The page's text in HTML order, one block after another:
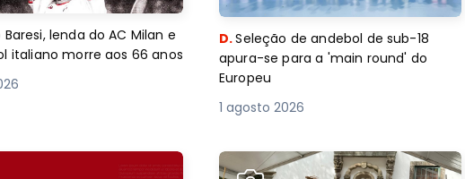
Baresi, lenda do AC Milan e
italiano morre aos 66 anos
D.Seleção de andebol de sub-18
apura-se para a 'main round' do
Europeu
1 agosto 2026